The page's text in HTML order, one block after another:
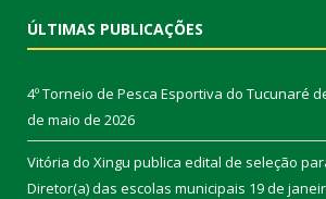
ÚLTIMAS PUBLICAÇÕES
4º Torneio de Pesca Esportiva do Tucunaré
de maio de 2026
Vitória do Xingu publica edital de seleção
Diretor(a) das escolas municipais 19 de